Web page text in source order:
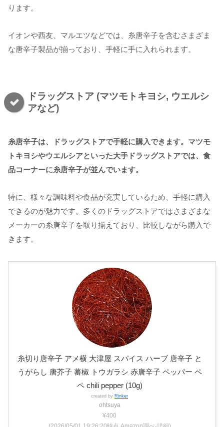
ります。
イオンや西友、マルエツなどでは、糸唐辛子を含むさまざま
な唐辛子製品が揃っており、手軽に手に入れられます。
ドラッグストア (マツモトキヨシ, ウエルシ
アなど)
糸唐辛子は、ドラッグストアで手軽に購入できます。マツモ
トキヨシやウエルシアといった大手ドラッグストアでは、食
品コーナーに糸唐辛子が並んでいます。
特に、様々な調味料や食品が充実しているため、手軽に購入
できるのが魅力です。多くのドラッグストアではさまざまな
メーカーの糸唐辛子を取り揃えており、比較しながら購入で
きます。
糸切り唐辛子 アメ横 大津屋 スパイス ハーブ 唐辛子 と
うがらし 唐芥子 蕃椒 トウガラシ 赤唐辛子 ペッパー ペ
ペ chili pepper (10g)
created by Rinker
ohtsuya
¥400